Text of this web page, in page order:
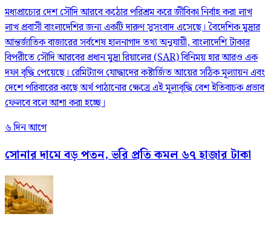
মধ্যপ্রাচ্যের দেশ সৌদি আরবে কঠোর পরিশ্রম করে জীবিকা নির্বাহ করা লাখ
লাখ প্রবাসী বাংলাদেশির জন্য একটি দারুণ সুসংবাদ এসেছে। বৈদেশিক মুদ্রার
আন্তর্জাতিক বাজারের সর্বশেষ হালনাগাদ তথ্য অনুযায়ী, বাংলাদেশি টাকার
বিপরীতে সৌদি আরবের প্রধান মুদ্রা রিয়ালের (SAR) বিনিময় হার আরও এক
দফা বৃদ্ধি পেয়েছে। রেমিট্যান্স যোদ্ধাদের কষ্টার্জিত আয়ের সঠিক মূল্যায়ন এবং
দেশে পরিবারের কাছে অর্থ পাঠানোর ক্ষেত্রে এই মূল্যবৃদ্ধি বেশ ইতিবাচক প্রভাব
ফেলবে বলে আশা করা হচ্ছে।
৬ দিন আগে
সোনার দামে বড় পতন, ভরি প্রতি কমল ৬৭ হাজার টাকা